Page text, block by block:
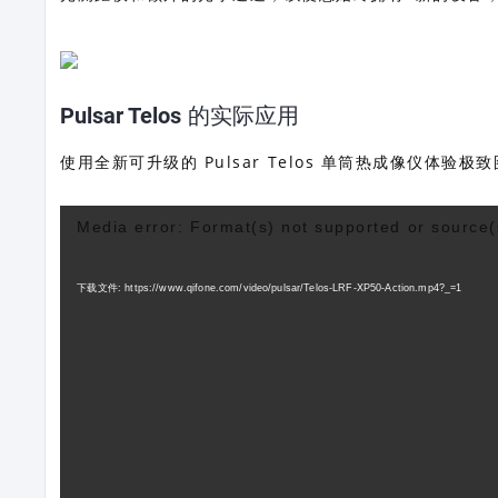
Pulsar Telos 的实际应用
使用全新可升级的 Pulsar Telos 单筒热成像仪体验极致
Media error: Format(s) not supported or
下载文件: https://www.qifone.com/video/pulsar/Telos-LRF-XP50-Action.mp4?_=1